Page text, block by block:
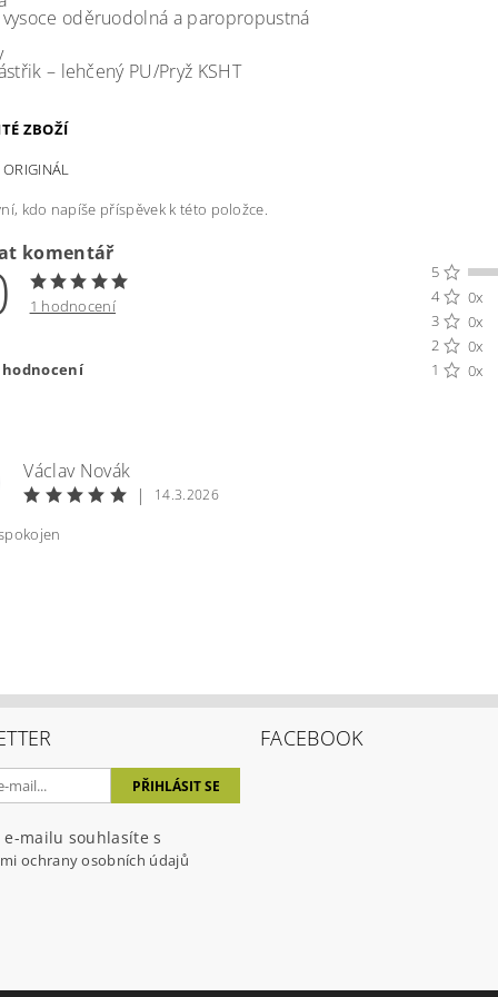
vysoce oděruodolná a paropropustná
– lehčený PU/Pryž KSHT
ZBOŽÍ
kdo napíše příspěvek k této položce.
komentář
1 hodnocení
5
4
0x
3
0x
2
0x
1
0x
Václav Novák
|
14.3.2026
e-mailu souhlasíte s
ochrany osobních údajů
FACEBOOK